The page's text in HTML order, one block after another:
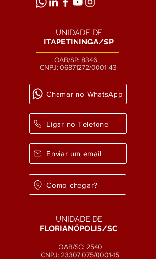
UNIDADE DE
ITAPETININGA/SP
OAB/SP: 8346
CNPJ: 06871272/0001-43
Chamar no WhatsApp
Ligar no Telefone
Enviar um email
Como chegar?
UNIDADE DE
FLORIANÓPOLIS/SC
OAB/SC: 2540
CNPJ: 23307.075/0001-15